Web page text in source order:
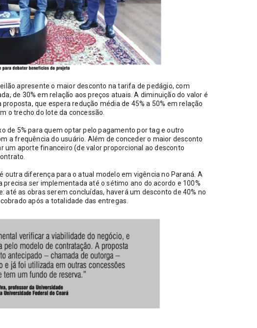
apresente o maior desconto na tarifa de pedágio, com
de 30% em relação aos preços atuais. A diminuição do valor é
que espera redução média de 45% a 50% em relação
o trecho do lote da concessão.
5% para quem optar pelo pagamento por tag e outro
a frequência do usuário. Além de conceder o maior desconto
um aporte financeiro (de valor proporcional ao desconto
outra diferença para o atual modelo em vigência no Paraná. A
ser implementada até o sétimo ano do acordo e 100%
até as obras serem concluídas, haverá um desconto de 40% no
após a totalidade das entregas.